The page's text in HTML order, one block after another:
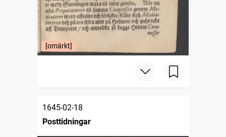
[omärkt]
1645-02-18
Posttidningar